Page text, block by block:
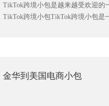
TikTok跨境小包是越来越受欢迎的
TikTok跨境小包TikTok跨境小包是
金华到美国电商小包